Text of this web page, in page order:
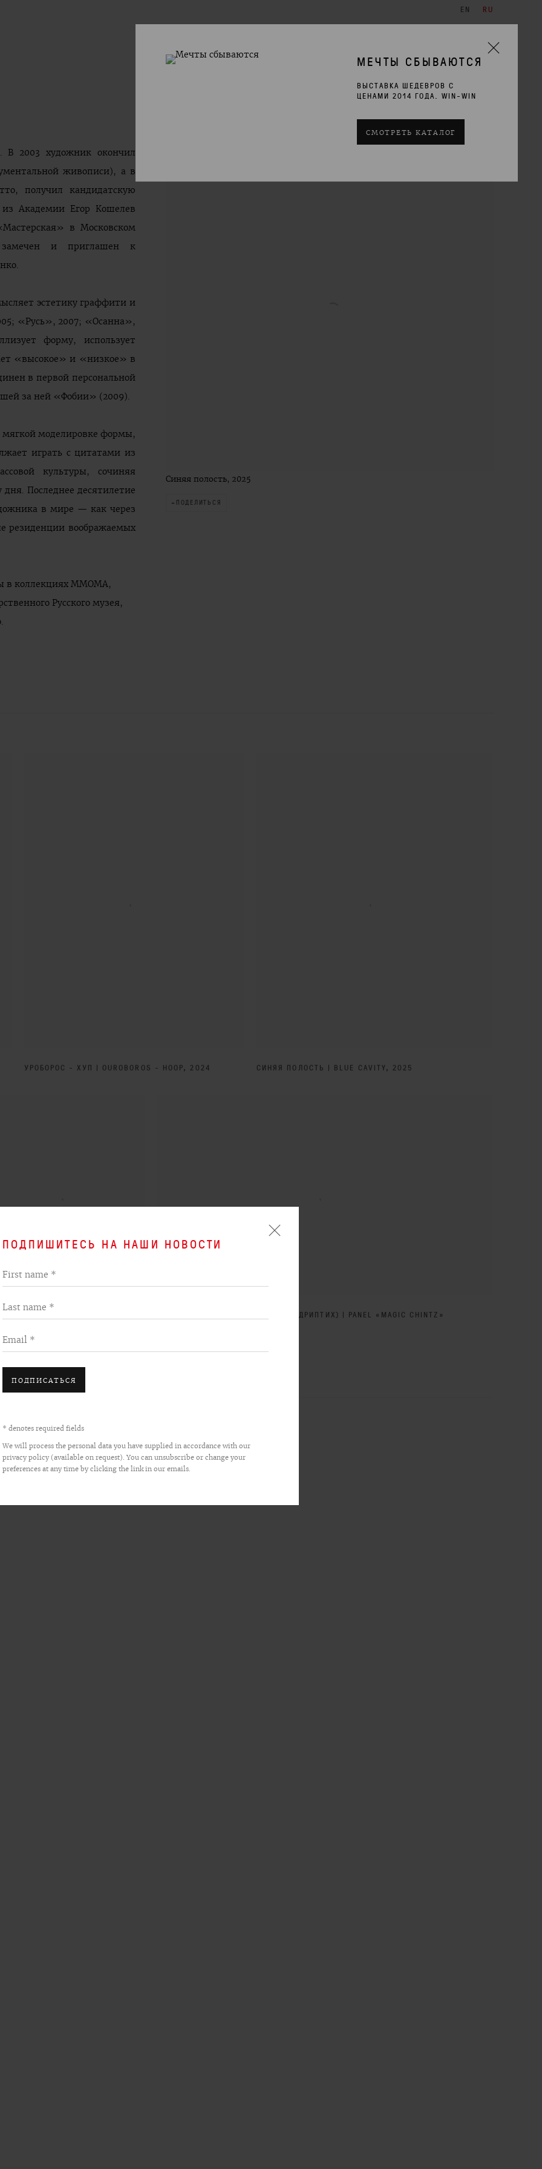
EN RU
Синяя полость, 2025
ПОДЕЛИТЬСЯ
В 2003 художник окончил
живописи), а в
получил кандидатскую
из Академии Егор Кошелев
в Московском
замечен и приглашен к
эстетику граффити и
«Русь», 2007; «Осанна»,
форму, использует
«высокое» и «низкое» в
в первой персональной
за ней «Фобии» (2009).
мягкой моделировке формы,
играть с цитатами из
культуры, сочиняя
дня. Последнее десятилетие
в мире — как через
резиденции воображаемых
в коллекциях ММОМА,
Русского музея,
УРОБОРОС - ХУП | OUROBOROS - HOOP, 2024 СИНЯЯ ПОЛОСТЬ | BLUE CAVITY , 2025
ПАННО «ВОЛШЕБНЫЙ СИТЕЦ» (КВАДРИПТИХ) | PANEL «MAGIC CHINTZ»
МЕЧТЫ СБЫВАЮТСЯ
ВЫСТАВКА ШЕДЕВРОВ С
ЦЕНАМИ 2014 ГОДА. WIN-WIN
СМОТРЕТЬ КАТАЛОГ
ПОДПИШИТЕСЬ НА НАШИ НОВОСТИ
First name *
Last name *
Email *
ПОДПИСАТЬСЯ
* denotes required fields
We will process the personal data you have supplied in accordance with our
privacy policy (available on request). You can unsubscribe or change your
preferences at any time by clicking the link in our emails.